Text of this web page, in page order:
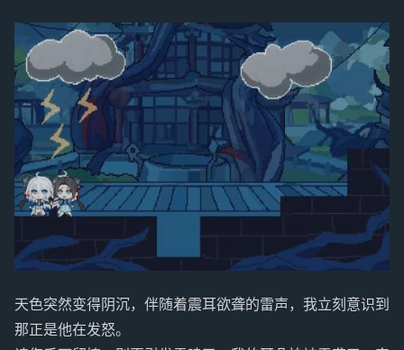
天色突然变得阴沉，伴随着震耳欲聋的雷声，我立刻意识到
那正是他在发怒。